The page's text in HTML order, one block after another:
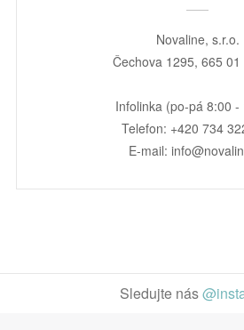
Novaline, s.r.o.
Čechova 1295, 665 01
Infolinka (po-pá 8:00 -
Telefon: +420 734
E-mail:
Sledujte nás